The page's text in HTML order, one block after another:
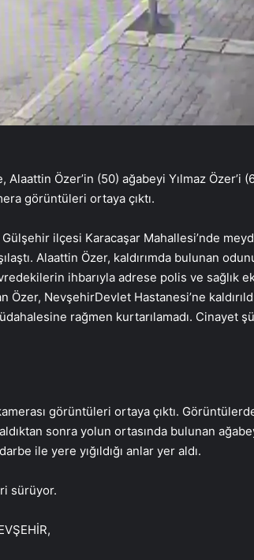
Alaattin Özer’in (50) ağabeyi Yılmaz Özer’i
görüntüleri ortaya çıktı.
Gülşehir ilçesi Karacaşar Mahallesi’nde
Alaattin Özer, kaldırımda bulunan
ihbarıyla adrese polis ve sağlık
NevşehirDevlet Hastanesi’ne
rağmen kurtarılamadı. Cinayet
görüntüleri ortaya çıktı.
sonra yolun ortasında bulunan
ile yere yığıldığı anlar yer aldı.
sürüyor.